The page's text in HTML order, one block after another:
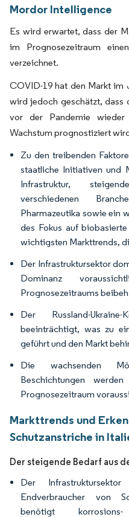
Mordor Intelligence
Es wird erwartet, dass der
im Prognosezeitraum
verzeichnet.
COVID-19 hat den Markt im
wird jedoch geschätzt, dass
vor der Pandemie
Wachstum prognostiziert
Zu den treibenden
staatliche Initiativen und
Infrastruktur,
verschiedenen
Pharmazeutika sowie ein
des Fokus auf
wichtigsten Markttrends,
Der Infrastruktursektor
Dominanz
Prognosezeitraums
Der Russland-
beeinträchtigt, was zu
geführt und den Markt
Die wachsenden
Beschichtungen
Prognosezeitraum
Markttrends und
Schutzanstriche in
Der steigende Bedarf aus
Der
Endverbraucher von
benötigt